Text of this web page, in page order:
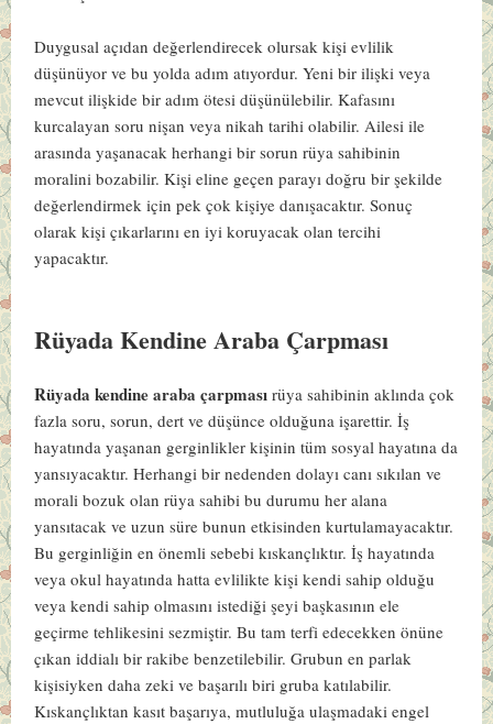
Duygusal açıdan değerlendirecek olursak kişi evlilik
düşünüyor ve bu yolda adım atıyordur. Yeni bir ilişki veya
mevcut ilişkide bir adım ötesi düşünülebilir. Kafasını
kurcalayan soru nişan veya nikah tarihi olabilir. Ailesi ile
arasında yaşanacak herhangi bir sorun rüya sahibinin
moralini bozabilir. Kişi eline geçen parayı doğru bir şekilde
değerlendirmek için pek çok kişiye danışacaktır. Sonuç
olarak kişi çıkarlarını en iyi koruyacak olan tercihi
yapacaktır.
Rüyada Kendine Araba Çarpması
Rüyada kendine araba çarpması rüya sahibinin aklında çok
fazla soru, sorun, dert ve düşünce olduğuna işarettir. İş
hayatında yaşanan gerginlikler kişinin tüm sosyal hayatına da
yansıyacaktır. Herhangi bir nedenden dolayı canı sıkılan ve
morali bozuk olan rüya sahibi bu durumu her alana
yansıtacak ve uzun süre bunun etkisinden kurtulamayacaktır.
Bu gerginliğin en önemli sebebi kıskançlıktır. İş hayatında
veya okul hayatında hatta evlilikte kişi kendi sahip olduğu
veya kendi sahip olmasını istediği şeyi başkasının ele
geçirme tehlikesini sezmiştir. Bu tam terfi edecekken önüne
çıkan iddialı bir rakibe benzetilebilir. Grubun en parlak
kişisiyken daha zeki ve başarılı biri gruba katılabilir.
Kıskançlıktan kasıt başarıya, mutluluğa ulaşmadaki engel